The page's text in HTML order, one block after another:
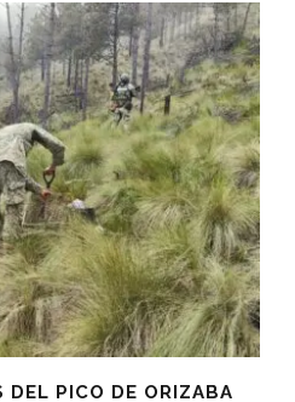
DEL PICO DE ORIZABA